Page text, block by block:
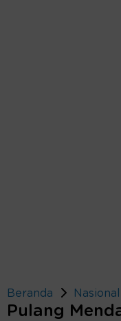
Beranda Nasional
Pulang